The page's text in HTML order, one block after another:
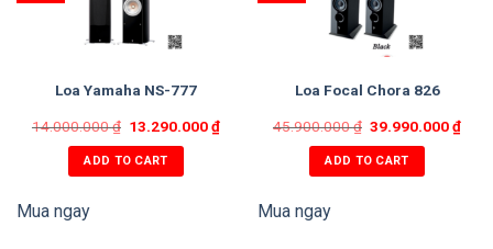
Loa Yamaha NS-777
14.000.000₫ 13.290.000₫
ADD TO CART
Mua ngay
Loa Focal Chora 826
45.900.000₫ 39.990.000₫
ADD TO CART
Mua ngay